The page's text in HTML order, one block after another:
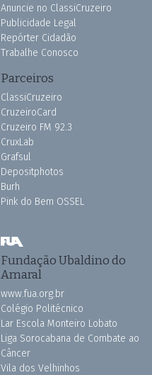
Anuncie no ClassiCruzeiro
Publicidade Legal
Repórter Cidadão
Trabalhe Conosco
Parceiros
ClassiCruzeiro
CruzeiroCard
Cruzeiro FM 92.3
CruxLab
Grafsul
Depositphotos
Burh
Pink do Bem OSSEL
Fundação Ubaldino do
Amaral
www.fua.org.br
Colégio Politécnico
Lar Escola Monteiro Lobato
Liga Sorocabana de Combate ao
Câncer
Vila dos Velhinhos